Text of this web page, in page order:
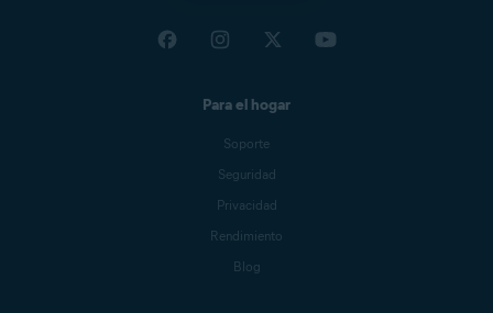
Para el hogar
Soporte
Seguridad
Privacidad
Rendimiento
Blog